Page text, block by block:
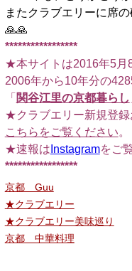
またクラブエリーに席
🙏🙏
*****************
★本サイトは2016年5月
2006年から10年分の
「 関谷江里の京都暮らし
★クラブエリー新規登録
こちらをご覧ください。
★速報は Instagramをご
*****************
京都 Guu
★クラブエリー
★クラブエリー美味巡り
京都 中華料理